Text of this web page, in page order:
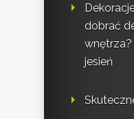
dobrać
wnętrza?
jesień